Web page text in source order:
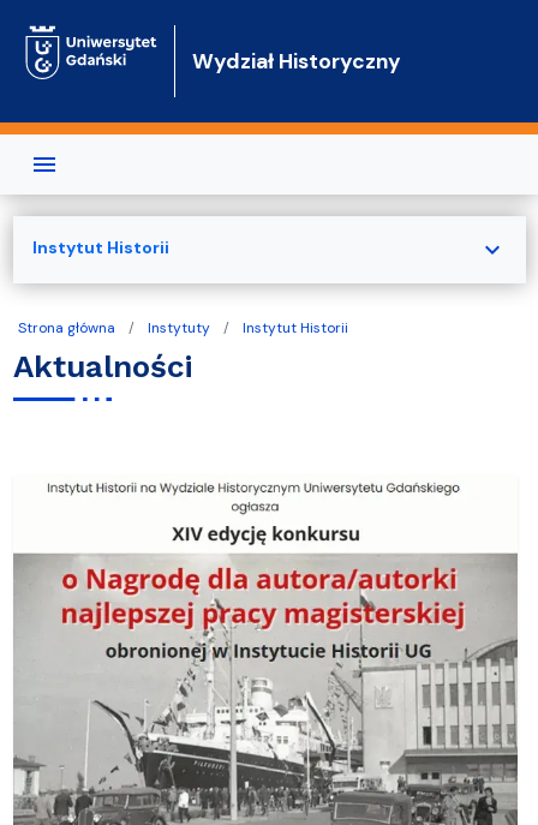
Wydział Historyczny
Strona główna Instytuty Instytut Historii
Aktualności
Instytut Historii expand_more